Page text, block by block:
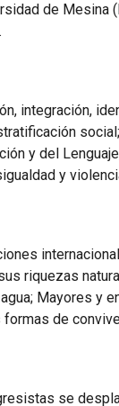
de Mesina
integración,
y del
y
riquezas
Mayores y
de
se